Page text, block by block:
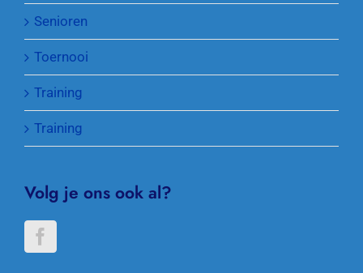
Senioren
Toernooi
Training
Training
Volg je ons ook al?